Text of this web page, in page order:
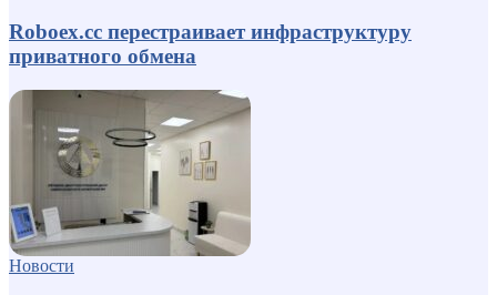
Roboex.cc перестраивает инфраструктуру
приватного обмена
Новости